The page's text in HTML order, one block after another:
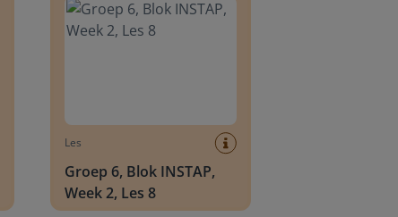
Les
Groep 6, Blok INSTAP,
Week 2, Les 8